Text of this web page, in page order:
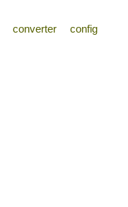
converter
config